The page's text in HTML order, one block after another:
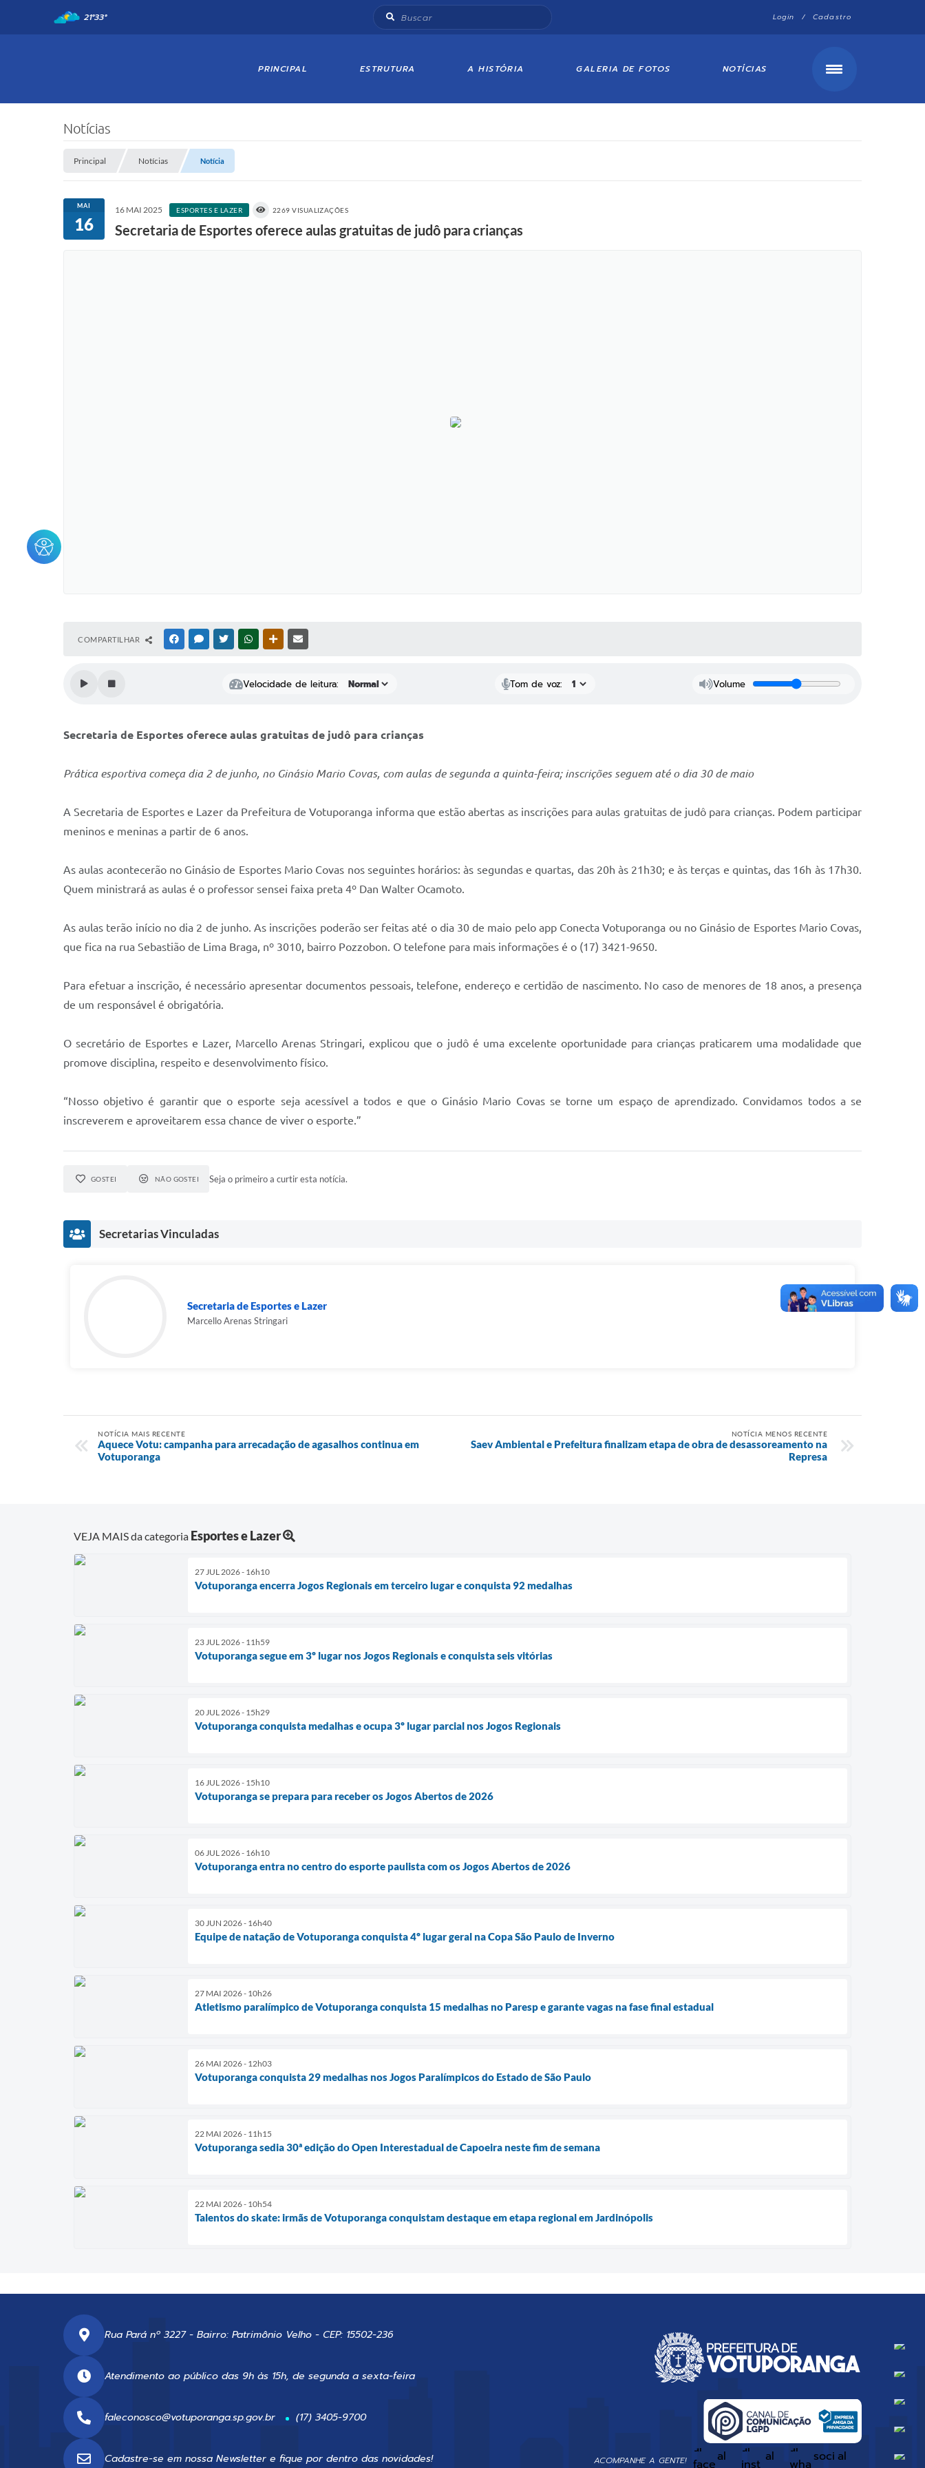
Login / Cadastro
21°33°
PRINCIPAL ESTRUTURA A HISTÓRIA GALERIA DE FOTOS NOTÍCIAS
Notícias
Principal Notícias Notícia
MAI
16
16 MAI 2025 ESPORTES E LAZER 2269 VISUALIZAÇÕES
Secretaria de Esportes oferece aulas gratuitas de judô para crianças
COMPARTILHAR FACEBOOKMESSENGER
TWITTERWHATSAPPOUTRAS MÍDIAS
Velocidade de leitura: Tom de voz: Volume
Secretaria de Esportes oferece aulas gratuitas de judô para crianças
Prática esportiva começa dia 2 de junho, no Ginásio Mario Covas, com aulas de segunda a quinta-feira; inscrições seguem até o dia 30 de maio
A Secretaria de Esportes e Lazer da Prefeitura de Votuporanga informa que estão abertas as inscrições para aulas gratuitas de judô para crianças. Podem participar
meninos e meninas a partir de 6 anos.
As aulas acontecerão no Ginásio de Esportes Mario Covas nos seguintes horários: às segundas e quartas, das 20h às 21h30; e às terças e quintas, das 16h às 17h30.
Quem ministrará as aulas é o professor sensei faixa preta 4º Dan Walter Ocamoto.
As aulas terão início no dia 2 de junho. As inscrições poderão ser feitas até o dia 30 de maio pelo app Conecta Votuporanga ou no Ginásio de Esportes Mario Covas,
que fica na rua Sebastião de Lima Braga, nº 3010, bairro Pozzobon. O telefone para mais informações é o (17) 3421-9650.
Para efetuar a inscrição, é necessário apresentar documentos pessoais, telefone, endereço e certidão de nascimento. No caso de menores de 18 anos, a presença
de um responsável é obrigatória.
O secretário de Esportes e Lazer, Marcello Arenas Stringari, explicou que o judô é uma excelente oportunidade para crianças praticarem uma modalidade que
promove disciplina, respeito e desenvolvimento físico.
“Nosso objetivo é garantir que o esporte seja acessível a todos e que o Ginásio Mario Covas se torne um espaço de aprendizado. Convidamos todos a se
inscreverem e aproveitarem essa chance de viver o esporte.”
GOSTEI NÃO GOSTEI Seja o primeiro a curtir esta notícia.
Secretarias Vinculadas
Secretaria de Esportes e Lazer
Marcello Arenas Stringari
NOTÍCIA MAIS RECENTE
Aquece Votu: campanha para arrecadação de agasalhos continua em
Votuporanga
NOTÍCIA MENOS RECENTE
Saev Ambiental e Prefeitura finalizam etapa de obra de desassoreamento na
Represa
VEJA MAIS da categoria Esportes e Lazer
27 JUL 2026 - 16h10
Votuporanga encerra Jogos Regionais em terceiro lugar e conquista 92 medalhas
23 JUL 2026 - 11h59
Votuporanga segue em 3º lugar nos Jogos Regionais e conquista seis vitórias
20 JUL 2026 - 15h29
Votuporanga conquista medalhas e ocupa 3º lugar parcial nos Jogos Regionais
16 JUL 2026 - 15h10
Votuporanga se prepara para receber os Jogos Abertos de 2026
06 JUL 2026 - 16h10
Votuporanga entra no centro do esporte paulista com os Jogos Abertos de 2026
30 JUN 2026 - 16h40
Equipe de natação de Votuporanga conquista 4º lugar geral na Copa São Paulo de Inverno
27 MAI 2026 - 10h26
Atletismo paralímpico de Votuporanga conquista 15 medalhas no Paresp e garante vagas na fase final estadual
26 MAI 2026 - 12h03
Votuporanga conquista 29 medalhas nos Jogos Paralímpicos do Estado de São Paulo
22 MAI 2026 - 11h15
Votuporanga sedia 30ª edição do Open Interestadual de Capoeira neste fim de semana
22 MAI 2026 - 10h54
Talentos do skate: irmãs de Votuporanga conquistam destaque em etapa regional em Jardinópolis
Rua Pará nº 3227 - Bairro: Patrimônio Velho - CEP: 15502-236
Atendimento ao público das 9h às 15h, de segunda a sexta-feira
faleconosco@votuporanga.sp.gov.br (17) 3405-9700
Cadastre-se em nossa Newsletter e fique por dentro das novidades! ACOMPANHE A GENTE!